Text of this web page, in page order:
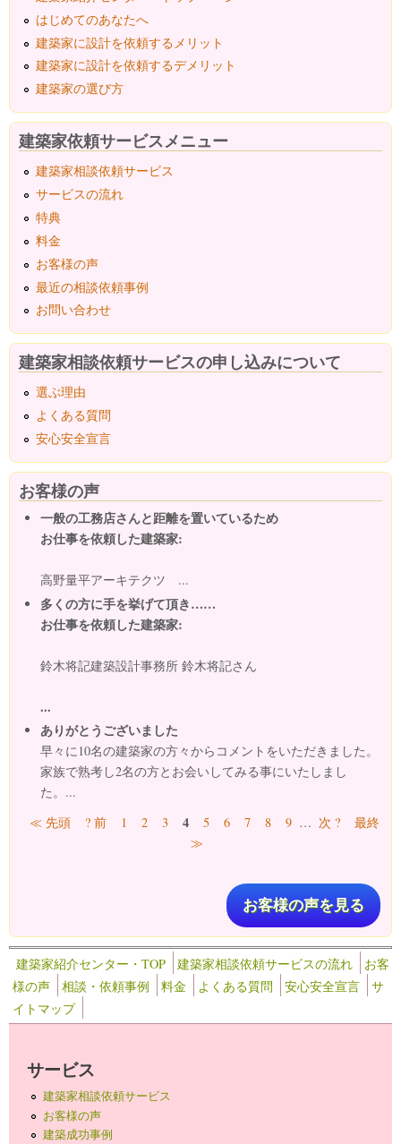
はじめてのあなたへ
建築家に設計を依頼するメリット
建築家に設計を依頼するデメリット
建築家の選び方
建築家依頼サービスメニュー
建築家相談依頼サービス
サービスの流れ
特典
料金
お客様の声
最近の相談依頼事例
お問い合わせ
建築家相談依頼サービスの申し込みについて
選ぶ理由
よくある質問
安心安全宣言
お客様の声
一般の工務店さんと距離を置いているため
お仕事を依頼した建築家:
高野量平アーキテクツ ...
多くの方に手を挙げて頂き……
お仕事を依頼した建築家:
鈴木将記建築設計事務所 鈴木将記さん
...
ありがとうございました
早々に10名の建築家の方々からコメントをいただきました。
家族で熟考し2名の方とお会いしてみる事にいたしまし
た。...
ページ
≪ 先頭 ? 前 1 2 3 4 5 6 7 8 9 … 次 ?
最終
≫
お客様の声を見る
建築家紹介センター・TOP 建築家相談依頼サービスの流れ
お客
様の声
相談・依頼事例 料金 よくある質問 安心安全宣言
サ
イトマップ
サービス
建築家相談依頼サービス
お客様の声
建築成功事例